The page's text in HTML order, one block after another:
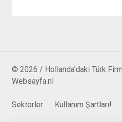
© 2026 / Hollanda'daki Türk
Websayfa.nl
Sektorler Kullanım Şartları!